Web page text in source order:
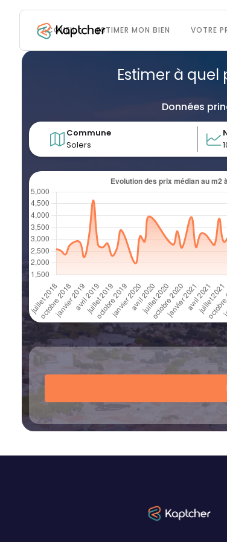
ACCUEIL ESTIMER MON BIEN VOTRE
Estimer à quel
Données
Commune
Solers